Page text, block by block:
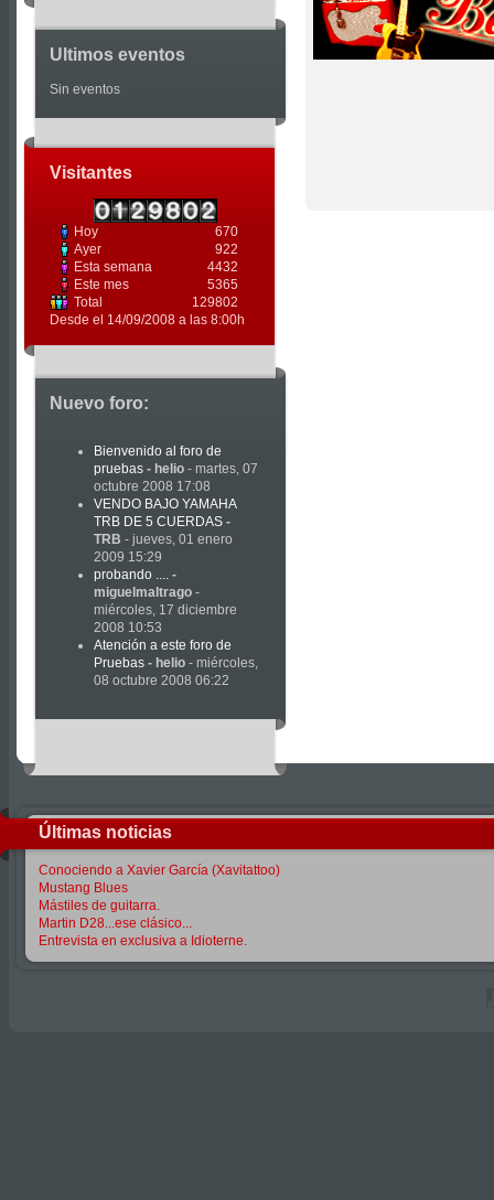
Ultimos eventos
Sin eventos
Visitantes
Hoy
670
Ayer
922
Esta semana
4432
Este mes
5365
Total
129802
Desde el 14/09/2008 a las 8:00h
Nuevo foro:
Bienvenido al foro de
pruebas - helio - martes, 07
octubre 2008 17:08
VENDO BAJO YAMAHA
TRB DE 5 CUERDAS -
TRB - jueves, 01 enero
2009 15:29
probando ....
-
miguelmaltrago -
miércoles, 17 diciembre
2008 10:53
Atención a este foro de
Pruebas - helio - miércoles,
08 octubre 2008 06:22
Últimas noticias
Conociendo a Xavier García (Xavitattoo)
Mustang Blues
Mástiles de guitarra.
Martin D28...ese clásico...
Entrevista en exclusiva a Idioterne.